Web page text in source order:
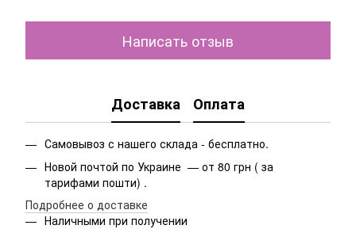
Написать отзыв
Доставка Оплата
Самовывоз с нашего склада - бесплатно.
Новой почтой по Украине — от 80 грн ( за
тарифами пошти) .
Подробнее о доставке
Наличными при получении